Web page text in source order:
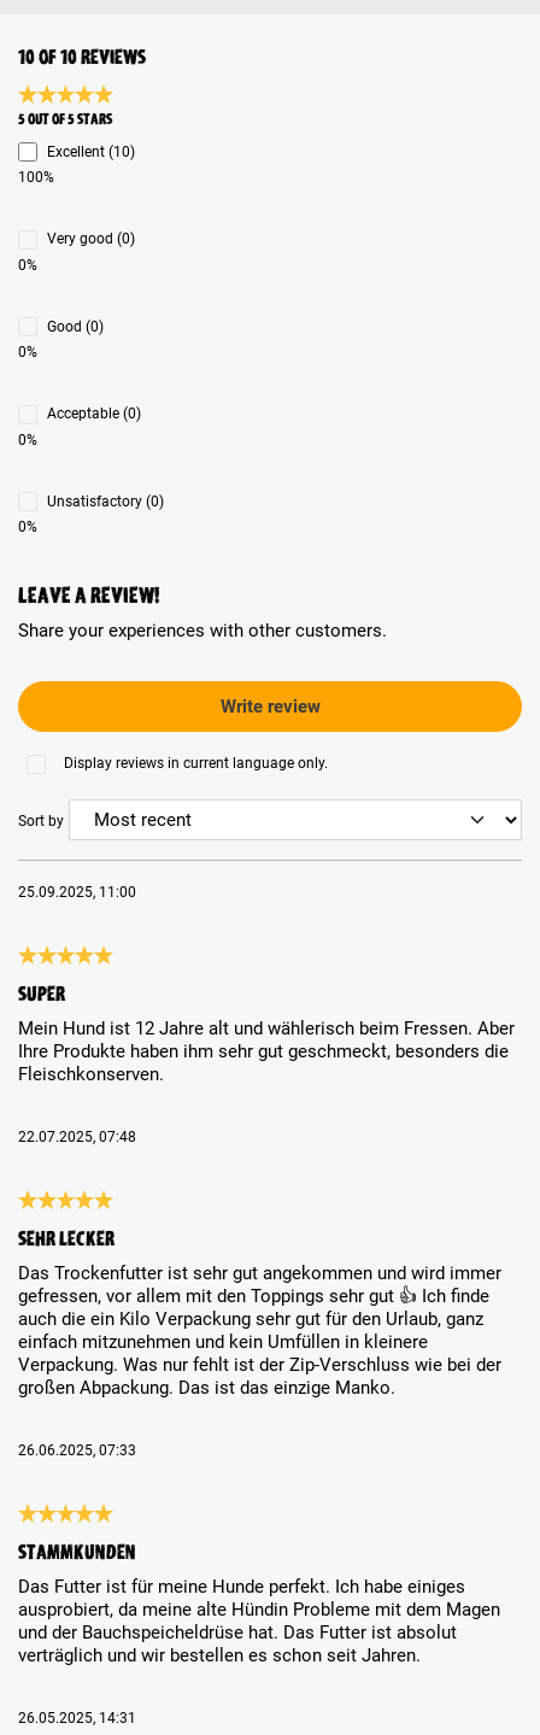
10 of 10 reviews
Average rating 5 of 5 Stars
5 out of 5 stars
Excellent (10)
100%
Very good (0)
0%
Good (0)
0%
Acceptable (0)
0%
Unsatisfactory (0)
0%
Leave a review!
Share your experiences with other customers.
Write review
Display reviews in current language only.
Sort by
25.09.2025, 11:00
Super
Mein Hund ist 12 Jahre alt und wählerisch beim Fressen. Aber
Ihre Produkte haben ihm sehr gut geschmeckt, besonders die
Fleischkonserven.
22.07.2025, 07:48
Sehr lecker
Das Trockenfutter ist sehr gut angekommen und wird immer
gefressen, vor allem mit den Toppings sehr gut 👍 Ich finde
auch die ein Kilo Verpackung sehr gut für den Urlaub, ganz
einfach mitzunehmen und kein Umfüllen in kleinere
Verpackung. Was nur fehlt ist der Zip-Verschluss wie bei der
großen Abpackung. Das ist das einzige Manko.
26.06.2025, 07:33
Stammkunden
Das Futter ist für meine Hunde perfekt. Ich habe einiges
ausprobiert, da meine alte Hündin Probleme mit dem Magen
und der Bauchspeicheldrüse hat. Das Futter ist absolut
verträglich und wir bestellen es schon seit Jahren.
26.05.2025, 14:31